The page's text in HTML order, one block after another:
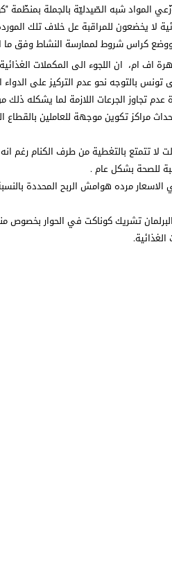
المواد شبه الصّيدليّة بالجملة بمنظّمة
لا يخضعون للمراقبة عل خلاف تلك
كراس شروط لممارسة النشاط وفق ما
اف ام، ان اللجوء الى المكملات
بالتوجه نحو عدم التركيز على
عدم تجاوز الجرعات اللازمة لما يشكله
لا تتمتع بالتغطية من طرف الكنام رغم
للصحة بشكل عام .
مرده هوامش الربح المحددة
تشريك كوناكت في الحوار بخصوص